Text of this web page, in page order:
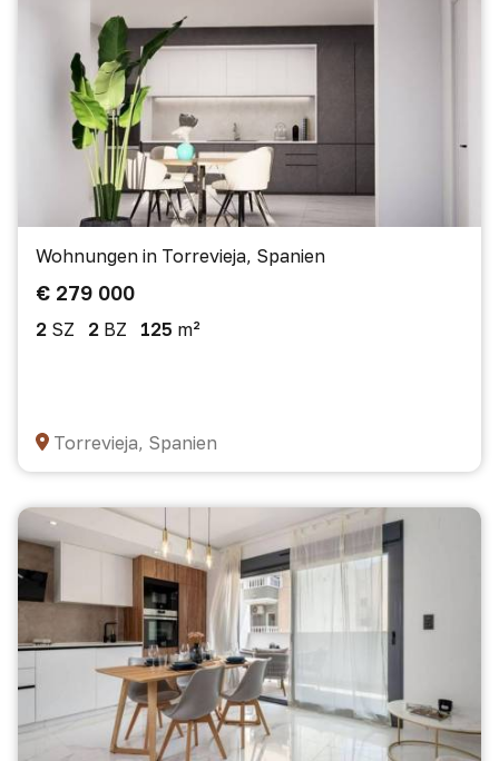
Wohnungen in Torrevieja, Spanien
€ 279 000
2 SZ 2 BZ 125 m²
Torrevieja, Spanien